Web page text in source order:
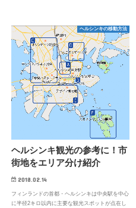
ヘルシンキの移動方法
ヘルシンキ観光の参考に！市
街地をエリア分け紹介
2018.02.14
フィンランドの首都・ヘルシンキは中央駅を中心
に半径2キロ以内に主要な観光スポットが点在し